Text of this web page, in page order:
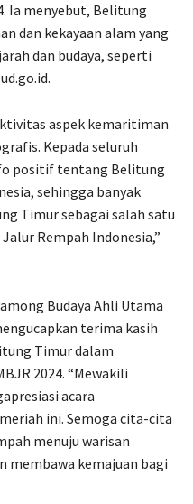
Ia menyebut, Belitung
dan kekayaan alam yang
dan budaya, seperti
aspek kemaritiman
Kepada seluruh
positif tentang Belitung
sehingga banyak
Timur sebagai salah satu
Rempah Indonesia,”
Budaya Ahli Utama
terima kasih
Timur dalam
2024. “Mewakili
acara
ini. Semoga cita-cita
menuju warisan
membawa kemajuan bagi